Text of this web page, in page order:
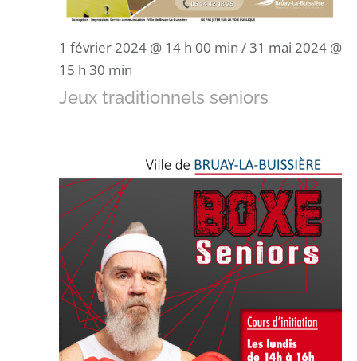
1 février 2024 @ 14 h 00 min /31 mai 2024 @
15 h 30 min
Jeux traditionnels seniors